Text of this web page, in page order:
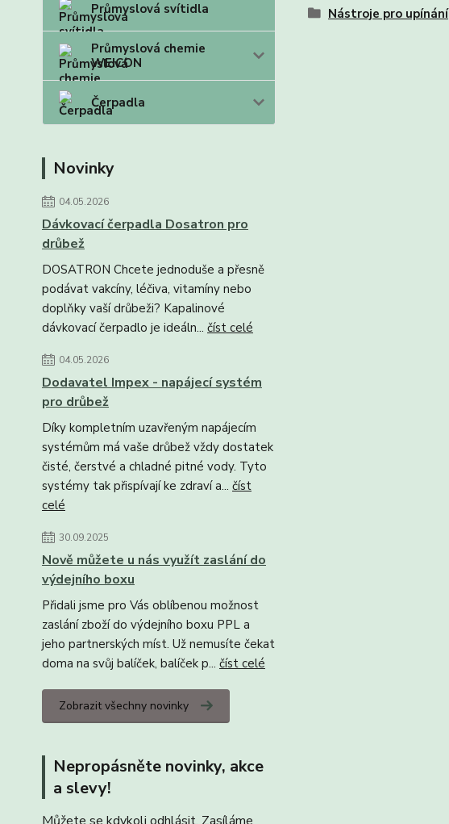
Průmyslová svítidla
Průmyslová chemie
WEICON
Čerpadla
Novinky
04.05.2026
Dávkovací čerpadla Dosatron pro
drůbež
DOSATRON Chcete jednoduše a přesně
podávat vakcíny, léčiva, vitamíny nebo
doplňky vaší drůbeži? Kapalinové
dávkovací čerpadlo je ideáln... číst celé
04.05.2026
Dodavatel Impex - napájecí systém
pro drůbež
Díky kompletním uzavřeným napájecím
systémům má vaše drůbež vždy dostatek
čisté, čerstvé a chladné pitné vody. Tyto
systémy tak přispívají ke zdraví a... číst
celé
30.09.2025
Nově můžete u nás využít zaslání do
výdejního boxu
Přidali jsme pro Vás oblíbenou možnost
zaslání zboží do výdejního boxu PPL a
jeho partnerských míst. Už nemusíte čekat
doma na svůj balíček, balíček p... číst celé
Zobrazit všechny novinky
Nepropásněte novinky, akce
a slevy!
Nástroje pro upínání